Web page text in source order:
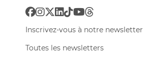
Inscrivez-vous à notre newsletter
Toutes les newsletters